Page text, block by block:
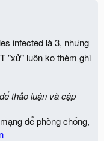
infected là 3, nhưng
"xử" luôn ko thèm ghi
thảo luận và cập
để phòng chống,